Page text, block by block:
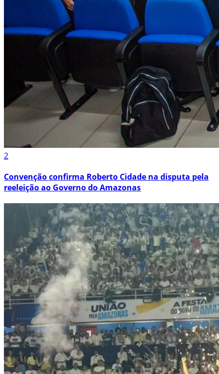
2
Convenção confirma Roberto Cidade na disputa pela
reeleição ao Governo do Amazonas